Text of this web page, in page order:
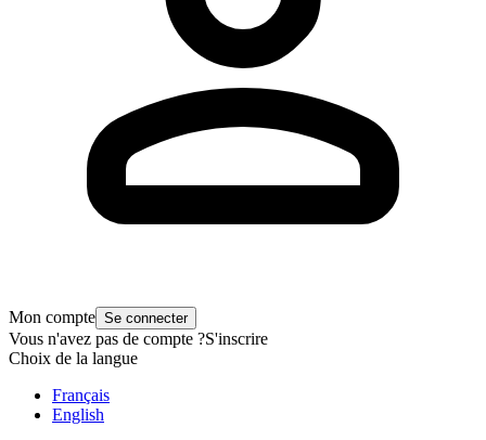
Mon compte Se connecter
Vous n'avez pas de compte ?S'inscrire
Choix de la langue
Français
English